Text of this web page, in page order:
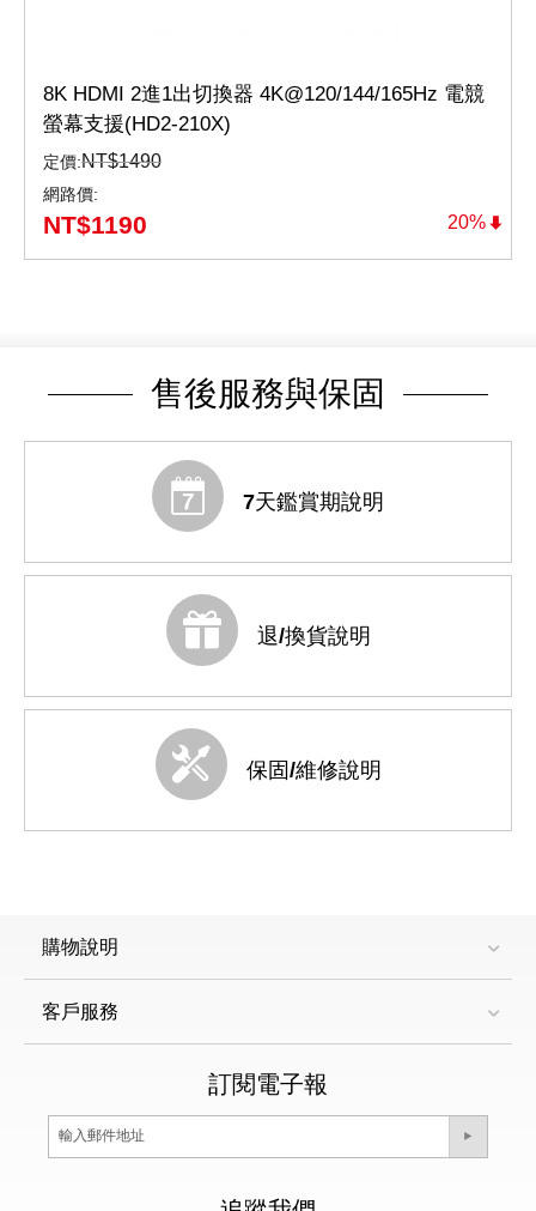
20%
8K HDMI 2進1出切換器 4K@120/144/165Hz 電競
螢幕支援(HD2-210X)
定價:NT$1490
網路價:
NT$1190
售後服務與保固
7天鑑賞期說明
退/換貨說明
保固/維修說明
購物說明
客戶服務
訂閱電子報